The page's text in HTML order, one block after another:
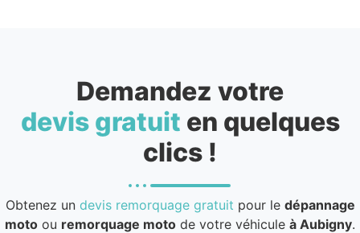
Demandez votre
devis gratuit en quelques
clics !
Obtenez un devis remorquage gratuit pour le dépannage
moto ou remorquage moto de votre véhicule à Aubigny.